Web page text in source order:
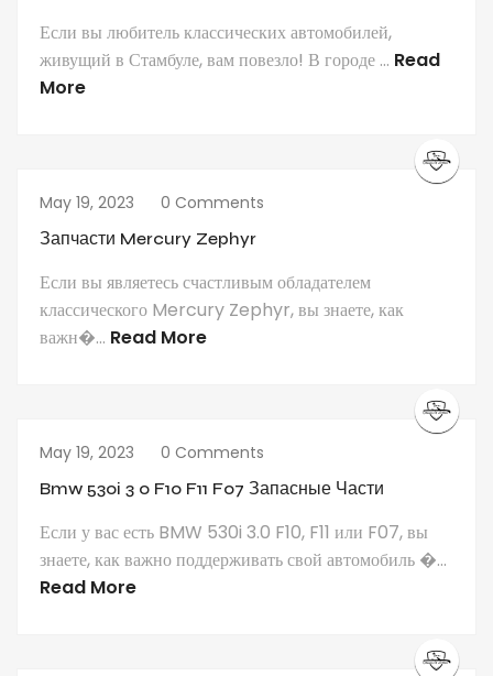
Если вы любитель классических автомобилей,
живущий в Стамбуле, вам повезло! В городе ... Read
More
May 19, 2023 0 Comments
Запчасти Mercury Zephyr
Если вы являетесь счастливым обладателем
классического Mercury Zephyr, вы знаете, как
важн�... Read More
May 19, 2023 0 Comments
Bmw 530i 3 0 F10 F11 F07 Запасные Части
Если у вас есть BMW 530i 3.0 F10, F11 или F07, вы
знаете, как важно поддерживать свой автомобиль �...
Read More